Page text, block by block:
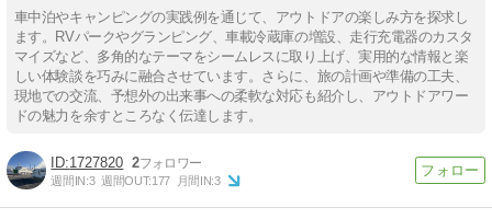
車中泊やキャンピングの実践例を通じて、アウトドアの楽しみ方を探求し
ます。RVパークやグランピング、車載冷蔵庫の増設、走行充電器のカスタ
マイズなど、多角的なテーマをシームレスに取り上げ、実用的な情報と楽
しい体験談を巧みに融合させています。さらに、旅の計画や準備の工夫、
現地での交流、予想外の出来事への柔軟な対応も紹介し、アウトドアワー
ドの魅力を余すところなく伝達します。
1727820 2
週間IN:3 週間OUT:177 月間IN:3